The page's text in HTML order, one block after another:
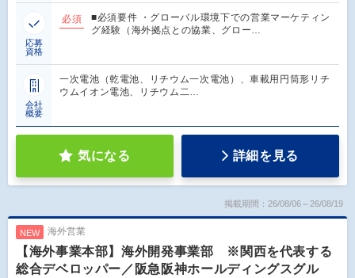
応募
資格
必須
■必須要件 ・グローバル環境下での営業マーケティン
グ経験（海外拠点との協業、グロー…
会社
概要
一次電池（乾電池、リチウム一次電池）、車載用円筒形リチ
ウムイオン電池、リチウム二…
気になる 詳細を見る
掲載期間：26/08/06～26/08/19
NEW 海外営業
【海外事業本部】海外開発事業部 ※関西を代表する
総合デベロッパー／阪急阪神ホールディングスグル